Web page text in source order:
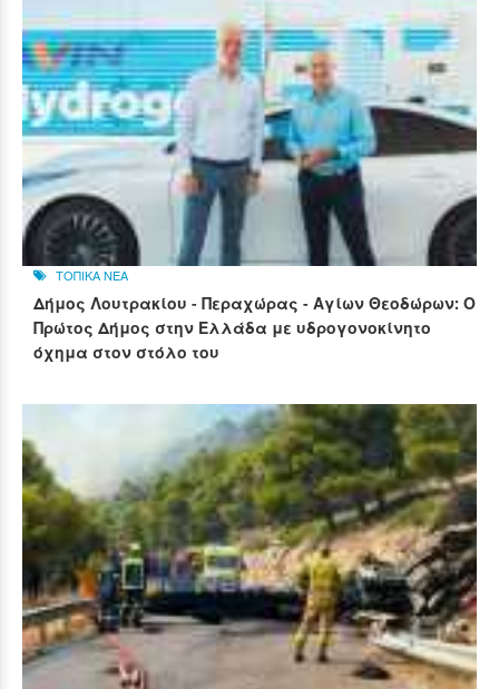
ΤΟΠΙΚΑ ΝΕΑ
Δήμος Λουτρακίου - Περαχώρας - Αγίων Θεοδώρων: Ο
Πρώτος Δήμος στην Ελλάδα με υδρογονοκίνητο
όχημα στον στόλο του